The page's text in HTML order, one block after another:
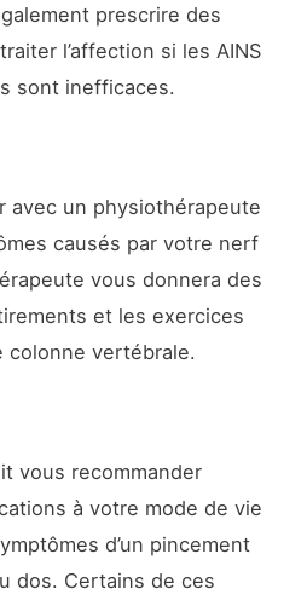
prescrire des
l’affection si les AINS
sont inefficaces.
avec un physiothérapeute
causés par votre nerf
vous donnera des
et les exercices
vertébrale.
vous recommander
à votre mode de vie
d’un pincement
dos. Certains de ces